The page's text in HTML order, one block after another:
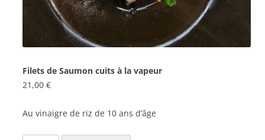
Filets de Saumon cuits à la vapeur
21,00 €
Au vinaigre de riz de 10 ans d’âge